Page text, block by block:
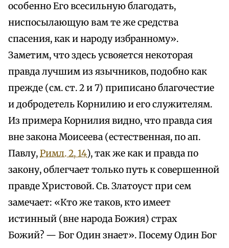
особенно Его всесильную благодать,
ниспосылающую вам те же средства
спасения, как и народу избранному».
Заметим, что здесь усвояется некоторая
правда лучшим из язычников, подобно как
прежде (см. ст. 2 и 7) приписано благочестие
и добродетель Корнилию и его служителям.
Из примера Корнилия видно, что правда сия
вне закона Моисеева (естественная, по ап.
Павлу,Римл. 2, 14), так же как и правда по
закону, облегчает только путь к совершенной
правде Христовой. Св. Златоуст при сем
замечает: «Кто же таков, кто имеет
истинный (вне народа Божия) страх
Божий? — Бог Один знает». Посему Один Бог